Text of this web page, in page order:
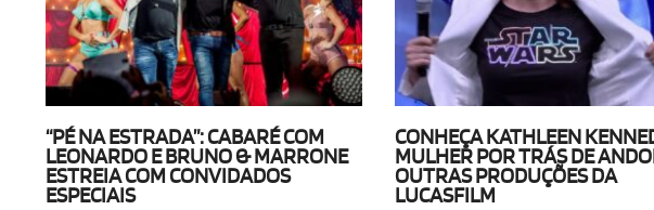
“PÉ NA ESTRADA”: CABARÉ COM
LEONARDO E BRUNO & MARRONE
ESTREIA COM CONVIDADOS
ESPECIAIS
CONHEÇA KATHLEEN
MULHER POR TRÁS DE
OUTRAS PRODUÇÕES DA
LUCASFILM